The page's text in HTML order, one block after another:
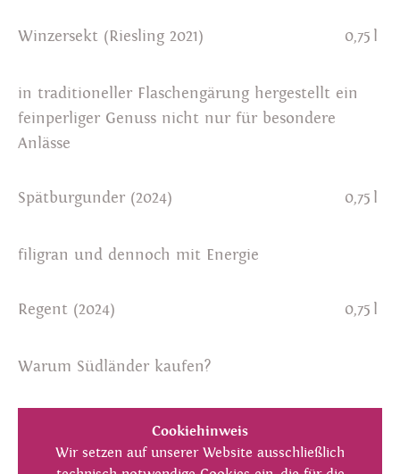
Winzersekt (Riesling 2021) 0,75 l
in traditioneller Flaschengärung hergestellt ein
feinperliger Genuss nicht nur für besondere
Anlässe
Spätburgunder (2024) 0,75 l
filigran und dennoch mit Energie
Regent (2024) 0,75 l
Warum Südländer kaufen?
Im Hofladen gibt’s aber außerdem auch frische
Wachteleier aus Reichenberg und köstliches
Cookiehinweis
Wir setzen auf unserer Website ausschließlich